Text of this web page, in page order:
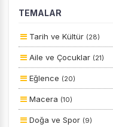
Erken Rezervasyon
Size Özel
Planlanan
Otobüs Ile
Uçak Ile
Ekstralar Dahil
TEMALAR
Tarih ve Kültür (28)
Aile ve Çocuklar (21)
Eğlence (20)
Macera (10)
Doğa ve Spor (9)